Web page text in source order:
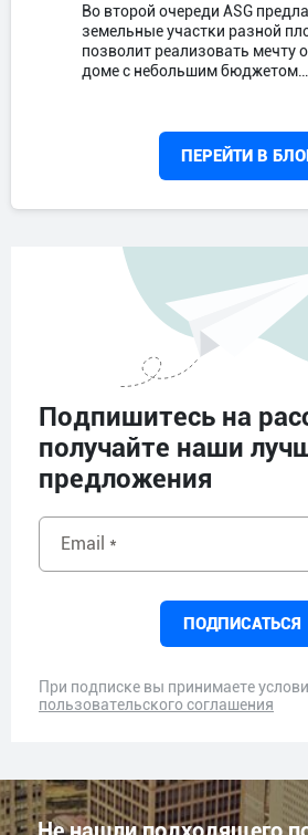
Во второй очереди ASG
земельные участки разной
позволит реализовать мечту
доме с небольшим бюджетом…
ПЕРЕЙТИ В
Подпишитесь на
получайте наши
предложения
Email *
ПОДПИСАТЬСЯ
При подписке вы принимаете
пользовательского соглашения